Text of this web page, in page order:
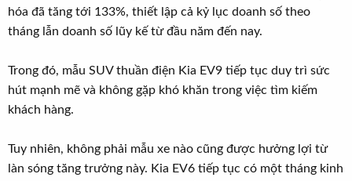
hóa đã tăng tới 133%, thiết lập cả kỷ lục doanh số theo
tháng lẫn doanh số lũy kế từ đầu năm đến nay.
Trong đó, mẫu SUV thuần điện Kia EV9 tiếp tục duy trì sức
hút mạnh mẽ và không gặp khó khăn trong việc tìm kiếm
khách hàng.
Tuy nhiên, không phải mẫu xe nào cũng được hưởng lợi từ
làn sóng tăng trưởng này. Kia EV6 tiếp tục có một tháng kinh